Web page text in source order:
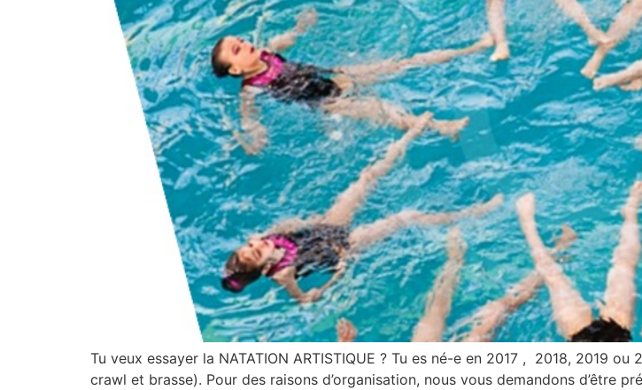
Tu veux essayer la NATATION ARTISTIQUE ? Tu es né-e en 2017 , 2018, 2019
crawl et brasse). Pour des raisons d’organisation, nous vous demandons d’être